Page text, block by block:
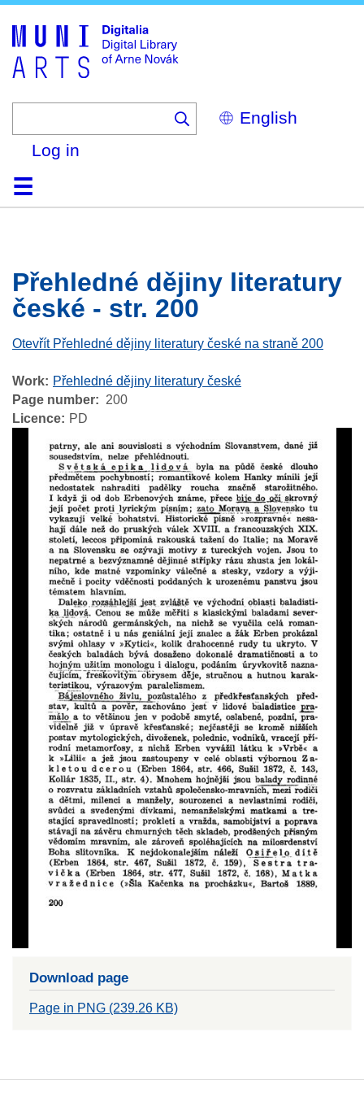
Select
your
Log in
HomeBrowse
Search
About
HelpContactDigitalia
Přehledné dějiny literatury
české - str. 200
Otevřít Přehledné dějiny literatury české na straně 200
Work
Přehledné dějiny literatury české
Page number
200
Licence
PD
Download page
Page in PNG (239.26 KB)